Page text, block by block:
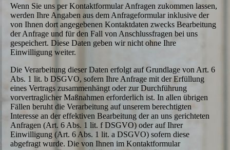
Wenn Sie uns per Kontaktformular Anfragen zukommen lassen,
werden Ihre Angaben aus dem Anfrageformular inklusive der
von Ihnen dort angegebenen Kontaktdaten zwecks Bearbeitung
der Anfrage und für den Fall von Anschlussfragen bei uns
gespeichert. Diese Daten geben wir nicht ohne Ihre
Einwilligung weiter.
Die Verarbeitung dieser Daten erfolgt auf Grundlage von Art. 6
Abs. 1 lit. b DSGVO, sofern Ihre Anfrage mit der Erfüllung
eines Vertrags zusammenhängt oder zur Durchführung
vorvertraglicher Maßnahmen erforderlich ist. In allen übrigen
Fällen beruht die Verarbeitung auf unserem berechtigten
Interesse an der effektiven Bearbeitung der an uns gerichteten
Anfragen (Art. 6 Abs. 1 lit. f DSGVO) oder auf Ihrer
Einwilligung (Art. 6 Abs. 1 lit. a DSGVO) sofern diese
abgefragt wurde. Die von Ihnen im Kontaktformular